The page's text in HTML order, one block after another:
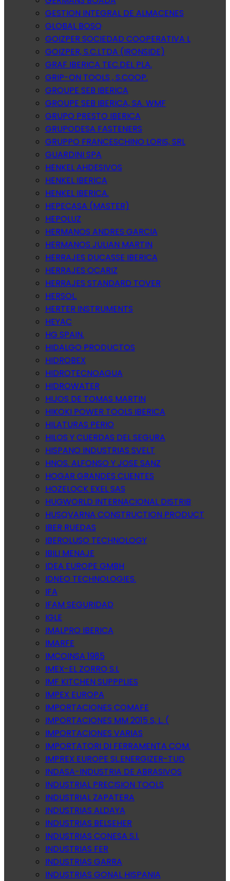
GESTION INTEGRAL DE ALMACENES
GLOBAL BOSQ
GOIZPER SOCIEDAD COOPERATIVA L
GOIZPER, S.C.LTDA (IRONSIDE)
GRAF IBERICA TEC.DEL PLA.
GRIP-ON TOOLS , S.COOP.
GROUPE SEB IBERICA
GROUPE SEB IBERICA, SA. WMF
GRUPO PRESTO IBERICA
GRUPODESA FASTENERS
GRUPPO FRANCESCHINO LORIS, SRL
GUARDINI SPA
HENKEL AHDESIVOS
HENKEL IBERICA
HENKEL IBERICA.
HEPECASA (MASTER)
HEPOLUZ
HERMANOS ANDRES GARCIA
HERMANOS JULIAN MARTIN
HERRAJES DUCASSE IBERICA
HERRAJES OCARIZ
HERRAJES STANDARD TOVER
HERSOL.
HERTER INSTRUMENTS
HEYAC
HG SPAIN.
HIDALGO PRODUCTOS
HIDROBEX
HIDROTECNOAGUA
HIDROWATER
HIJOS DE TOMAS MARTIN
HIKOKI POWER TOOLS IBERICA
HILATURAS PERIO
HILOS Y CUERDAS DEL SEGURA
HISPANO INDUSTRIAS SVELT
HNOS. ALFONSO Y JOSE SANZ
HOGAR GRANDES CLIENTES
HOZELOCK EXEL SAS
HUGWORLD INTERNACIONAL DISTRIB
HUSQVARNA CONSTRUCTION PRODUCT
IBER RUEDAS
IBEROLUSO TECHNOLOGY
IBILI MENAJE
IDEA EUROPE GMBH
IDNEO TECHNOLOGIES.
IFA
IFAM SEGURIDAD
IGLE
IMALPRO IBERICA
IMARFE
IMCOINSA 1985
IMEX-EL ZORRO S.L
IMF KITCHEN SUPPPLIES
IMPEX EUROPA
IMPORTACIONES COMAFE
IMPORTACIONES MM 2015 S, L. (
IMPORTACIONES VARIAS
IMPORTATORI DI FERRAMENTA COM.
IMPREX EUROPE SL.ENERGIZER-TUD
INDASA-INDUSTRIA DE ABRASIVOS
INDUSTRIAL PRECISION TOOLS
INDUSTRIAL ZAPATERA
INDUSTRIAS ALDAYA
INDUSTRIAS BELSEHER
INDUSTRIAS CONESA S.l.
INDUSTRIAS FER
INDUSTRIAS GARRA
INDUSTRIAS GONAL HISPANIA